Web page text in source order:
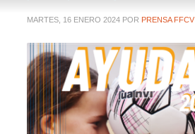
MARTES, 16 ENERO 2024 POR PRENSA FFCV